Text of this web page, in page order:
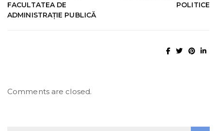
FACULTATEA DE
ADMINISTRAŢIE PUBLICĂ
POLITICE
Comments are closed.